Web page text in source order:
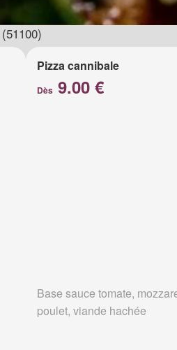
Pizza cannibale
Dès 9.00 €
Base sauce tomate,
poulet, viande hachée